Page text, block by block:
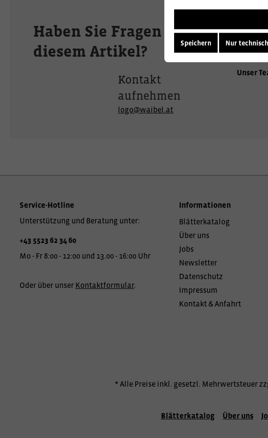
Haben Sie Fragen zu
diesem Artikel?
Kontakt
aufnehmen
logo@waibel.at
Wir
Sie
Unser
Service-Hotline
Unterstützung und Beratung unter:
+43 5523 62 34 60
Mo - Fr 8:00 - 12:00 und 13.00 - 16:00 Uhr
Oder über unser Kontaktformular.
Informationen
Blätterkatalog
Über uns
Jobs
Newsletter
Datenschutz
Impressum
Kontakt & Anfahrt
* Alle Preise inkl. gesetzl. Mehrwertsteuer
Blätterkatalog Über uns
Speichern Nur